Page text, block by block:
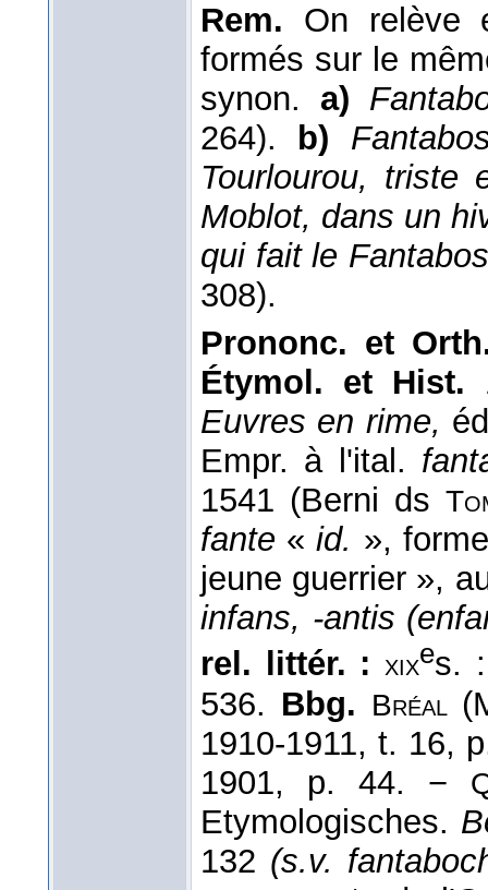
Rem. On relève
formés sur le
synon. a)
264). b)
Tourlourou,
Moblot, dans un
qui fait le
308).
Prononc. et
Étymol. et Hist.
Euvres en rime,
Empr. à l'ital.
1541 (Berni ds
fante «id. »,
jeune guerrier »,
infans, -antis
rel. littér. :xixes.
536. Bbg. Bréal
1910-1911, t. 16,
1901, p. 44. −
Etymologisches.
132 (s.v.